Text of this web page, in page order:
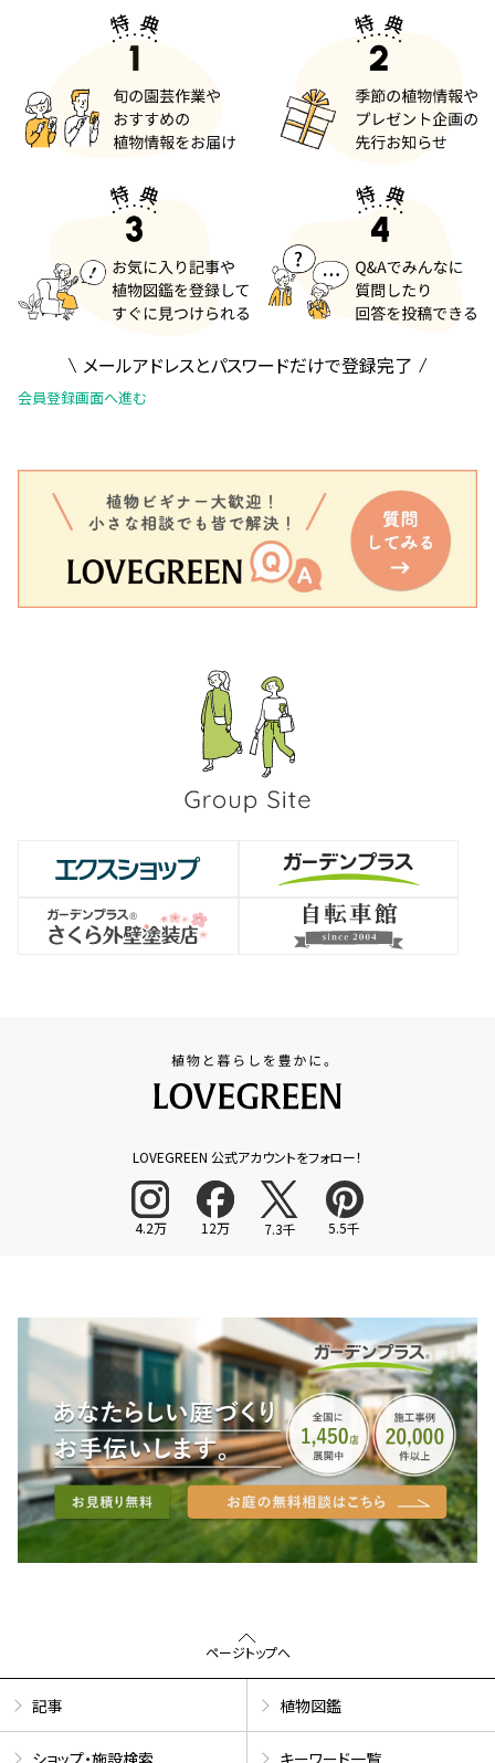
メールアドレスとパスワードだけで登録完了
会員登録画面へ進む
LOVEGREEN 公式アカウントをフォロー！
4.2万 12万 7.3千 5.5千
ページトップへ
記事 植物図鑑
ショップ・施設検索 キーワード一覧